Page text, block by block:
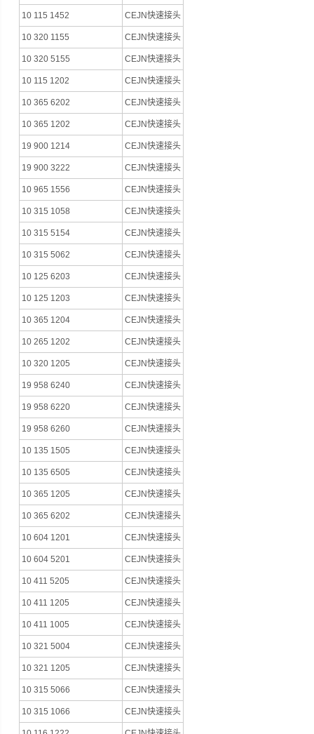
10 115 1452 CEJN快速接头
10 320 1155 CEJN快速接头
10 320 5155 CEJN快速接头
10 115 1202 CEJN快速接头
10 365 6202 CEJN快速接头
10 365 1202 CEJN快速接头
19 900 1214 CEJN快速接头
19 900 3222 CEJN快速接头
10 965 1556 CEJN快速接头
10 315 1058 CEJN快速接头
10 315 5154 CEJN快速接头
10 315 5062 CEJN快速接头
10 125 6203 CEJN快速接头
10 125 1203 CEJN快速接头
10 365 1204 CEJN快速接头
10 265 1202 CEJN快速接头
10 320 1205 CEJN快速接头
19 958 6240 CEJN快速接头
19 958 6220 CEJN快速接头
19 958 6260 CEJN快速接头
10 135 1505 CEJN快速接头
10 135 6505 CEJN快速接头
10 365 1205 CEJN快速接头
10 365 6202 CEJN快速接头
10 604 1201 CEJN快速接头
10 604 5201 CEJN快速接头
10 411 5205 CEJN快速接头
10 411 1205 CEJN快速接头
10 411 1005 CEJN快速接头
10 321 5004 CEJN快速接头
10 321 1205 CEJN快速接头
10 315 5066 CEJN快速接头
10 315 1066 CEJN快速接头